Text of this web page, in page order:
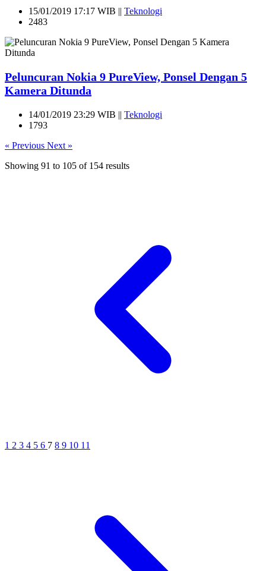
15/01/2019 17:17 WIB || Teknologi
2483
Peluncuran Nokia 9 PureView, Ponsel Dengan 5
Kamera Ditunda
14/01/2019 23:29 WIB || Teknologi
1793
« Previous Next »
Showing 91 to 105 of 154 results
1 2 3 4 5 6 7 8 9 10 11